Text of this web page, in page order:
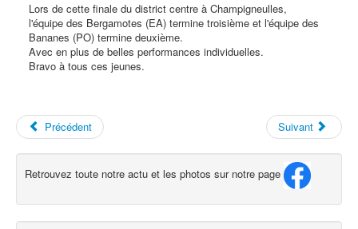
Lors de cette finale du district centre à Champigneulles,
l'équipe des Bergamotes (EA) termine troisième et l'équipe des
Bananes (PO) termine deuxième.
Avec en plus de belles performances individuelles.
Bravo à tous ces jeunes.
Précédent Suivant
Retrouvez toute notre actu et les photos sur notre page